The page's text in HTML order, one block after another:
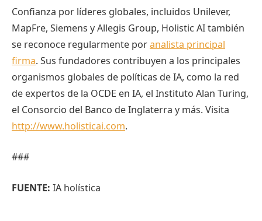
Confianza por líderes globales, incluidos Unilever,
MapFre, Siemens y Allegis Group, Holistic AI también
se reconoce regularmente poranalista principal
firma. Sus fundadores contribuyen a los principales
organismos globales de políticas de IA, como la red
de expertos de la OCDE en IA, el Instituto Alan Turing,
el Consorcio del Banco de Inglaterra y más. Visita
http://www.holisticai.com.
###
FUENTE: IA holística